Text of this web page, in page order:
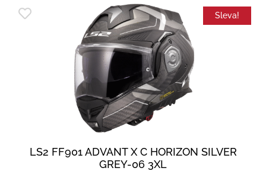
Sleva!
LS2 FF901 ADVANT X C HORIZON SILVER
GREY-06 3XL